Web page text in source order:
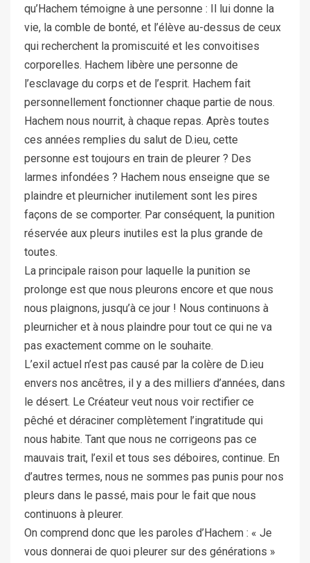
qu’Hachem témoigne à une personne : Il lui donne la
vie, la comble de bonté, et l’élève au-dessus de ceux
qui recherchent la promiscuité et les convoitises
corporelles. Hachem libère une personne de
l’esclavage du corps et de l’esprit. Hachem fait
personnellement fonctionner chaque partie de nous.
Hachem nous nourrit, à chaque repas. Après toutes
ces années remplies du salut de D.ieu, cette
personne est toujours en train de pleurer ? Des
larmes infondées ? Hachem nous enseigne que se
plaindre et pleurnicher inutilement sont les pires
façons de se comporter. Par conséquent, la punition
réservée aux pleurs inutiles est la plus grande de
toutes.
La principale raison pour laquelle la punition se
prolonge est que nous pleurons encore et que nous
nous plaignons, jusqu’à ce jour ! Nous continuons à
pleurnicher et à nous plaindre pour tout ce qui ne va
pas exactement comme on le souhaite.
L’exil actuel n’est pas causé par la colère de D.ieu
envers nos ancêtres, il y a des milliers d’années, dans
le désert. Le Créateur veut nous voir rectifier ce
pêché et déraciner complètement l’ingratitude qui
nous habite. Tant que nous ne corrigeons pas ce
mauvais trait, l’exil et tous ses déboires, continue. En
d’autres termes, nous ne sommes pas punis pour nos
pleurs dans le passé, mais pour le fait que nous
continuons à pleurer.
On comprend donc que les paroles d’Hachem : « Je
vous donnerai de quoi pleurer sur des générations »